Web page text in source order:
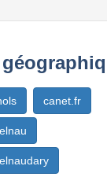
canet.fr